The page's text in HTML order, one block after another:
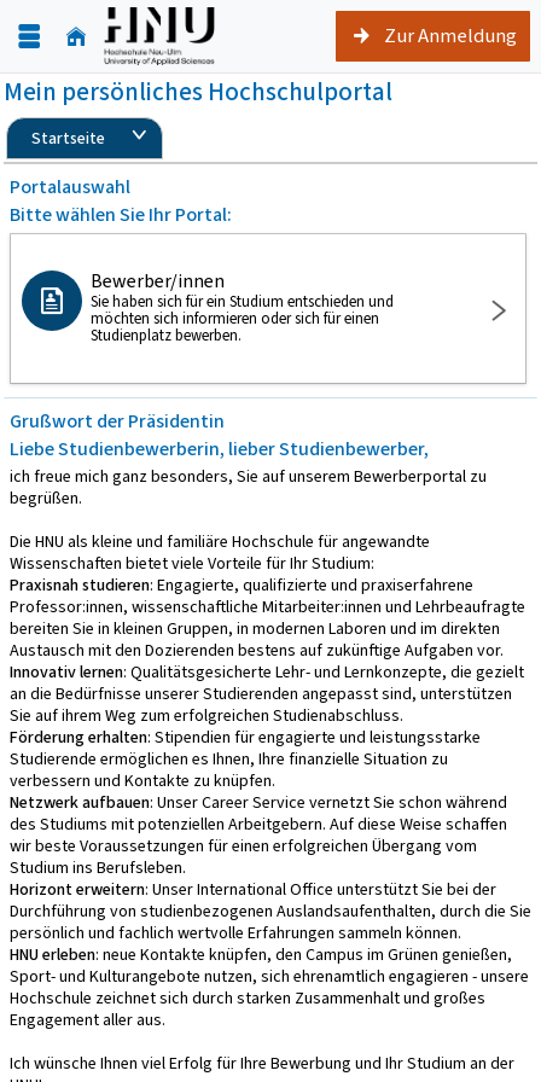
Zur Anmeldung
Mein persönliches Hochschulportal
Startseite
Portalauswahl
Bitte wählen Sie Ihr Portal:
Bewerber/innen
Sie haben sich für ein Studium entschieden und
möchten sich informieren oder sich für einen
Studienplatz bewerben.
Grußwort der Präsidentin
Liebe Studienbewerberin, lieber Studienbewerber,
ich freue mich ganz besonders, Sie auf unserem Bewerberportal zu
begrüßen.
Die HNU als kleine und familiäre Hochschule für angewandte
Wissenschaften bietet viele Vorteile für Ihr Studium:
Praxisnah studieren: Engagierte, qualifizierte und praxiserfahrene
Professor:innen, wissenschaftliche Mitarbeiter:innen und Lehrbeaufragte
bereiten Sie in kleinen Gruppen, in modernen Laboren und im direkten
Austausch mit den Dozierenden bestens auf zukünftige Aufgaben vor.
Innovativ lernen: Qualitätsgesicherte Lehr- und Lernkonzepte, die gezielt
an die Bedürfnisse unserer Studierenden angepasst sind, unterstützen
Sie auf ihrem Weg zum erfolgreichen Studienabschluss.
Förderung erhalten: Stipendien für engagierte und leistungsstarke
Studierende ermöglichen es Ihnen, Ihre finanzielle Situation zu
verbessern und Kontakte zu knüpfen.
Netzwerk aufbauen: Unser Career Service vernetzt Sie schon während
des Studiums mit potenziellen Arbeitgebern. Auf diese Weise schaffen
wir beste Voraussetzungen für einen erfolgreichen Übergang vom
Studium ins Berufsleben.
Horizont erweitern: Unser International Office unterstützt Sie bei der
Durchführung von studienbezogenen Auslandsaufenthalten, durch die Sie
persönlich und fachlich wertvolle Erfahrungen sammeln können.
HNU erleben: neue Kontakte knüpfen, den Campus im Grünen genießen,
Sport- und Kulturangebote nutzen, sich ehrenamtlich engagieren - unsere
Hochschule zeichnet sich durch starken Zusammenhalt und großes
Engagement aller aus.
Ich wünsche Ihnen viel Erfolg für Ihre Bewerbung und Ihr Studium an der